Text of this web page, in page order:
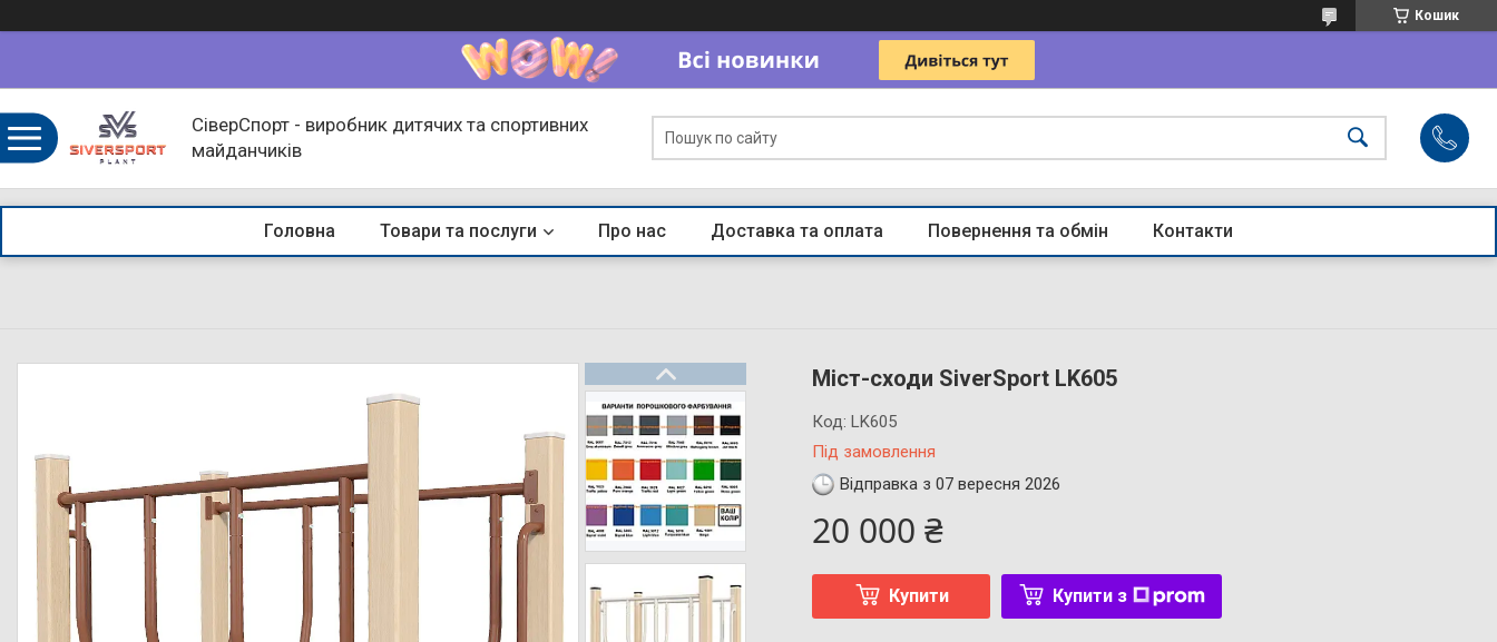
Кошик
СіверСпорт - виробник дитячих та спортивних
майданчиків
Головна Товари та послуги Про нас Доставка та оплата Повернення та обмін Контакти
Міст-сходи SiverSport LK605
Під замовлення
Код:LK605
Відправка з 07 вересня 2026
20 000 ₴
Купити Купити з